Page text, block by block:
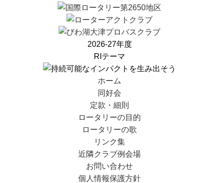
2026-27年度
RIテーマ
ホーム
同好会
定款・細則
ロータリーの目的
ロータリーの歌
リンク集
近隣クラブ例会場
お問い合わせ
個人情報保護方針